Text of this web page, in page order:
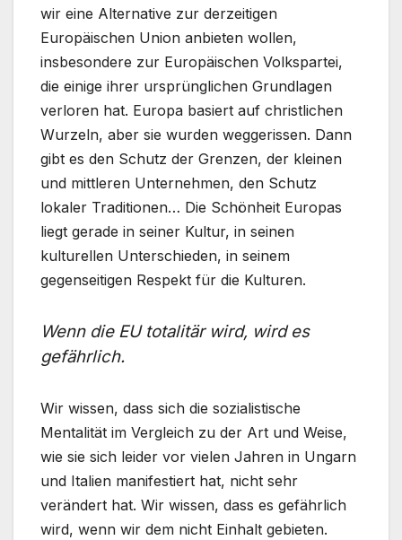
wir eine Alternative zur derzeitigen
Europäischen Union anbieten wollen,
insbesondere zur Europäischen Volkspartei,
die einige ihrer ursprünglichen Grundlagen
verloren hat. Europa basiert auf christlichen
Wurzeln, aber sie wurden weggerissen. Dann
gibt es den Schutz der Grenzen, der kleinen
und mittleren Unternehmen, den Schutz
lokaler Traditionen… Die Schönheit Europas
liegt gerade in seiner Kultur, in seinen
kulturellen Unterschieden, in seinem
gegenseitigen Respekt für die Kulturen.
Wenn die EU totalitär wird, wird es
gefährlich.
Wir wissen, dass sich die sozialistische
Mentalität im Vergleich zu der Art und Weise,
wie sie sich leider vor vielen Jahren in Ungarn
und Italien manifestiert hat, nicht sehr
verändert hat. Wir wissen, dass es gefährlich
wird, wenn wir dem nicht Einhalt gebieten.